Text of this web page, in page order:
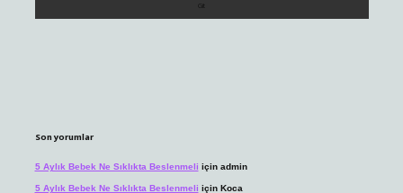
Son yorumlar
5 Aylık Bebek Ne Sıklıkta Beslenmeli için admin
5 Aylık Bebek Ne Sıklıkta Beslenmeli için Koca